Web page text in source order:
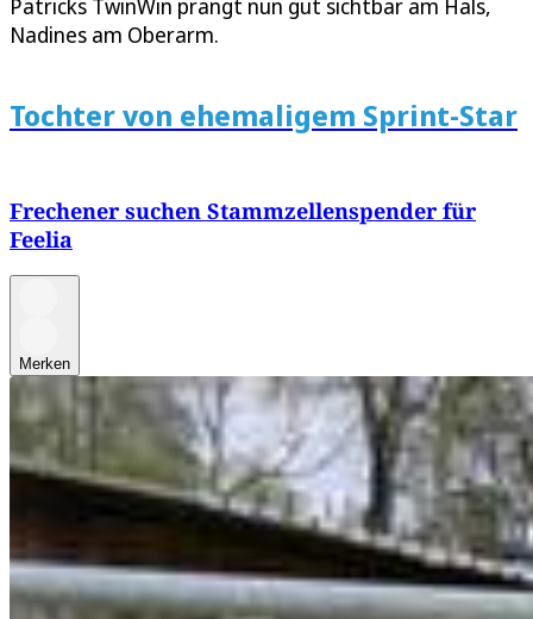
Patricks TwinWin prangt nun gut sichtbar am Hals,
Nadines am Oberarm.
Tochter von ehemaligem Sprint-Star
Frechener suchen Stammzellenspender für
Feelia
Merken